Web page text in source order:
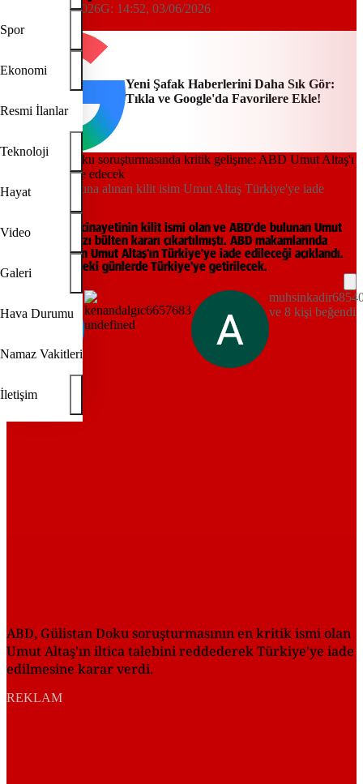
Spor
Ekonomi
Resmi İlanlar
Teknoloji
Hayat
Video
Galeri
Hava Durumu
Namaz Vakitleri
İletişim
14:44, 03/06/2026G: 14:52, 03/06/2026
Yeni Şafak Haberlerini Daha Sık Gör:
Tıkla ve Google'da Favorilere Ekle!
ABD'de gözaltına alınan kilit isim Umut Altaş Türkiye'ye iade
ediliyor
Gülistan Doku cinayetinin kilit ismi olan ve ABD'de bulunan Umut
Altaş için kırmızı bülten kararı çıkartılmıştı. ABD makamlarında
gözaltına alınan Umut Altaş'ın Türkiye'ye iade edileceği açıklandı.
Altaş önümüzdeki günlerde Türkiye'ye getirilecek.
ve 8 kişi beğendi
REKLAM
ABD, Gülistan Doku soruşturmasının en kritik ismi olan
Umut Altaş'ın iltica talebini reddederek Türkiye'ye iade
edilmesine karar verdi.
REKLAM